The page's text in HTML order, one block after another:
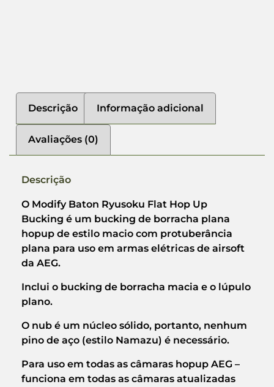
Descrição Informação adicional
Avaliações (0)
Descrição
O Modify Baton Ryusoku Flat Hop Up
Bucking é um bucking de borracha plana
hopup de estilo macio com protuberância
plana para uso em armas elétricas de airsoft
da AEG.
Inclui o bucking de borracha macia e o lúpulo
plano.
O nub é um núcleo sólido, portanto, nenhum
pino de aço (estilo Namazu) é necessário.
Para uso em todas as câmaras hopup AEG –
funciona em todas as câmaras atualizadas